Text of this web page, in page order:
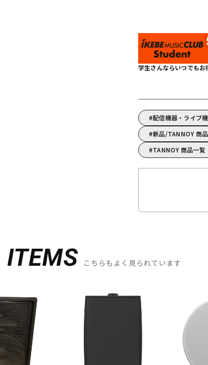
学生さんならいつでも
配信機器・ライブ
新品/TANNOY 商
TANNOY 商品一覧
ITEMS こちらもよく見られています